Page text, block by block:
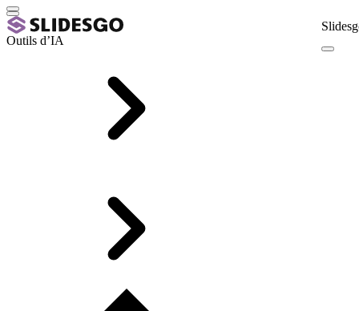
Outils d’IA